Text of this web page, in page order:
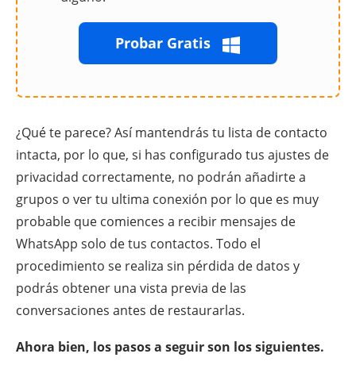
Probar Gratis
¿Qué te parece? Así mantendrás tu lista de contacto
intacta, por lo que, si has configurado tus ajustes de
privacidad correctamente, no podrán añadirte a
grupos o ver tu ultima conexión por lo que es muy
probable que comiences a recibir mensajes de
WhatsApp solo de tus contactos. Todo el
procedimiento se realiza sin pérdida de datos y
podrás obtener una vista previa de las
conversaciones antes de restaurarlas.
Ahora bien, los pasos a seguir son los siguientes.